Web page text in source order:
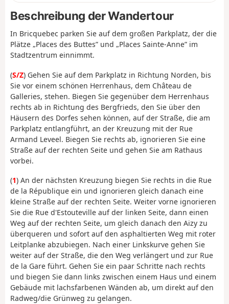
Beschreibung der Wandertour
In Bricquebec parken Sie auf dem großen Parkplatz, der die
Plätze „Places des Buttes” und „Places Sainte-Anne” im
Stadtzentrum einnimmt.
(S/Z) Gehen Sie auf dem Parkplatz in Richtung Norden, bis
Sie vor einem schönen Herrenhaus, dem Château de
Galleries, stehen. Biegen Sie gegenüber dem Herrenhaus
rechts ab in Richtung des Bergfrieds, den Sie über den
Häusern des Dorfes sehen können, auf der Straße, die am
Parkplatz entlangführt, an der Kreuzung mit der Rue
Armand Leveel. Biegen Sie rechts ab, ignorieren Sie eine
Straße auf der rechten Seite und gehen Sie am Rathaus
vorbei.
(1) An der nächsten Kreuzung biegen Sie rechts in die Rue
de la République ein und ignorieren gleich danach eine
kleine Straße auf der rechten Seite. Weiter vorne ignorieren
Sie die Rue d'Estouteville auf der linken Seite, dann einen
Weg auf der rechten Seite, um gleich danach den Aizy zu
überqueren und sofort auf den asphaltierten Weg mit roter
Leitplanke abzubiegen. Nach einer Linkskurve gehen Sie
weiter auf der Straße, die den Weg verlängert und zur Rue
de la Gare führt. Gehen Sie ein paar Schritte nach rechts
und biegen Sie dann links zwischen einem Haus und einem
Gebäude mit lachsfarbenen Wänden ab, um direkt auf den
Radweg/die Grünweg zu gelangen.